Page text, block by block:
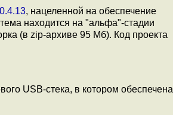
, нацеленной на обеспечение
находится на "альфа"-стадии
(в zip-архиве 95 Мб). Код проекта
USB-стека, в котором обеспечена